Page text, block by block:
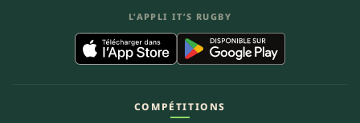
L’APPLI IT’S RUGBY
COMPÉTITIONS